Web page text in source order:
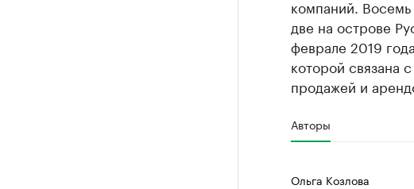
компаний.
две на острове
феврале 2019
которой связана
продажей и
Авторы
Ольга Козлова